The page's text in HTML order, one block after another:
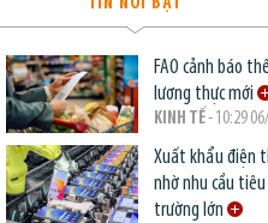
FAO cảnh báo
lương thực mới
KINH TẾ- 10:29
Xuất khẩu điện
nhờ nhu cầu
trường lớn